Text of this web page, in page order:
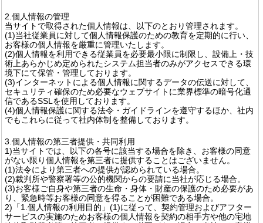
2.個人情報の管理
当サイトで取得された個人情報は、以下のとおり管理されます。
(1)当社従業員に対して個人情報保護のための教育を定期的に行い、
お客様の個人情報を厳重に管理いたします。
(2)個人情報を利用できる従業員を必要最小限に制限し、設備上・技
術上あらかじめ定められたシステム担当者のみがアクセスできる環
境下にて保管・管理しております。
(3)インターネットによる個人情報に関するデータの伝送に対して、
セキュリティ確保のため必要なウェブサイトに業界標準の暗号化通
信であるSSLを使用しております。
(4)個人情報保護に関する法令・ガイドラインを遵守するほか、社内
でもこれらに従って社内体制を整備しております。
3.個人情報の第三者提供・共同利用
1)当サイトでは、以下の各号に該当する場合を除き、お客様の同意
がない限り個人情報を第三者に提供することはございません。
(1)法令により第三者への提供が認められている場合。
(2)裁判所や警察署等の公的機関からの要請に当社が応じる場合。
(3)お客様ご自身や第三者の生命・身体・財産の保護のため必要があ
り、緊急時等お客様の同意を得ることが困難である場合。
2)「1.個人情報の利用目的」(1)に従って、契約管理およびアフター
サービスの実施のためお客様の個人情報を契約の相手方や他の宅地